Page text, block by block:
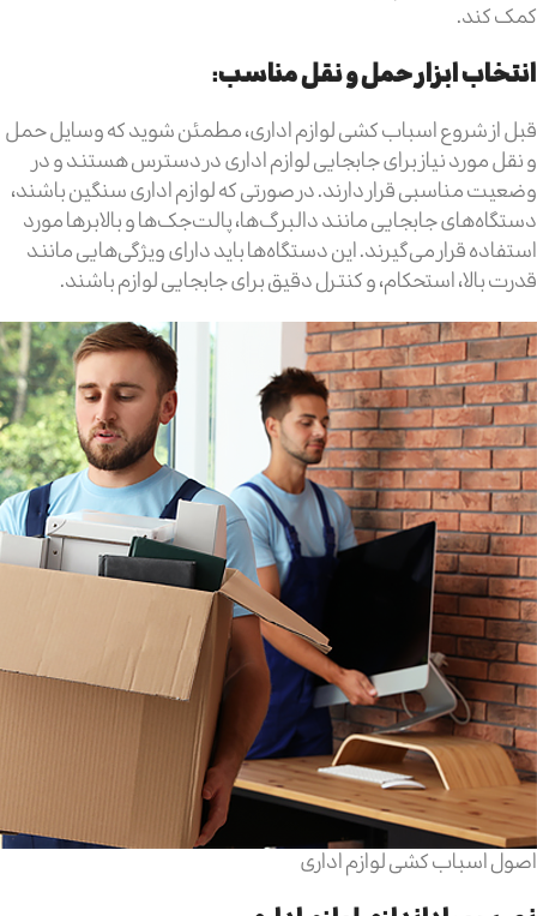
کمک کند.
انتخاب ابزار حمل و نقل مناسب:
قبل از شروع اسباب کشی لوازم اداری، مطمئن شوید که وسایل حمل
و نقل مورد نیاز برای جابجایی لوازم اداری در دسترس هستند و در
وضعیت مناسبی قرار دارند. در صورتی که لوازم اداری سنگین باشند،
دستگاه‌های جابجایی مانند دالبرگ‌ها، پالت‌جک‌ها و بالابرها مورد
استفاده قرار می‌گیرند. این دستگاه‌ها باید دارای ویژگی‌هایی مانند
قدرت بالا، استحکام، و کنترل دقیق برای جابجایی لوازم باشند.
اصول اسباب کشی لوازم اداری